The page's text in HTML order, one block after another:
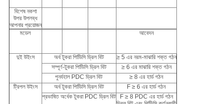
বিশেষ নকশা
উপর উপলব্ধ
আপনার প্রয়োজন
মডেল
আবেদন
দুই উইংস অর্ধ টুকরা পিডিিসি ড্রিল বিট
≥ 5 এর নরম-মাঝারি শক্ত গঠন
সম্পূর্ণ-টুকরা পিডিিসি ড্রিল বিট
≥ 6 এর মাঝারি শক্ত গঠন
পুনর্বহাল PDC ড্রিল বিট
≥ 8 এর হার্ড গঠন
ট্রিপল উইংস
অর্ধ টুকরা পিডিিসি ড্রিল বিট
F ≥ 6 এর হার্ড গঠন
প্রভাষিত অর্ধেক টুকরা PDC ড্রিল বিট
F ≥ 8 PDC এর হার্ড গঠন